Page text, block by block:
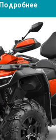
Подробнее